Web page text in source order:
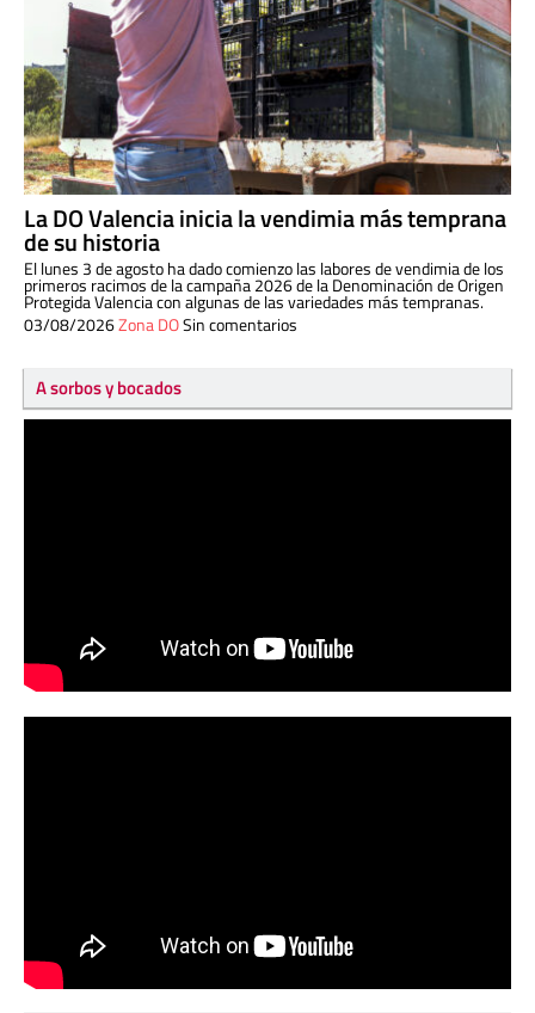
La DO Valencia inicia la vendimia más temprana
de su historia
El lunes 3 de agosto ha dado comienzo las labores de vendimia de los
primeros racimos de la campaña 2026 de la Denominación de Origen
Protegida Valencia con algunas de las variedades más tempranas.
03/08/2026Zona DOSin comentarios
A sorbos y bocados